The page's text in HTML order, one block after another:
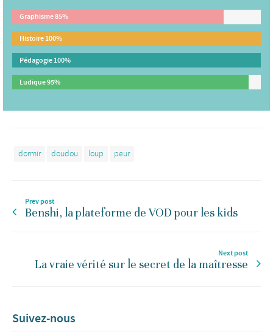
Graphisme85%
Histoire100%
Pédagogie100%
Ludique95%
dormir doudou loup peur
Prev post
Benshi, la plateforme de VOD pour les kids
Next post
La vraie vérité sur le secret de la maîtresse
Suivez-nous